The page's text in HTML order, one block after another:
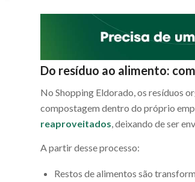
Do resíduo ao alimento:
No Shopping Eldorado, os resíduos
compostagem dentro do próprio
reaproveitados, deixando de ser
A partir desse processo:
Restos de alimentos são